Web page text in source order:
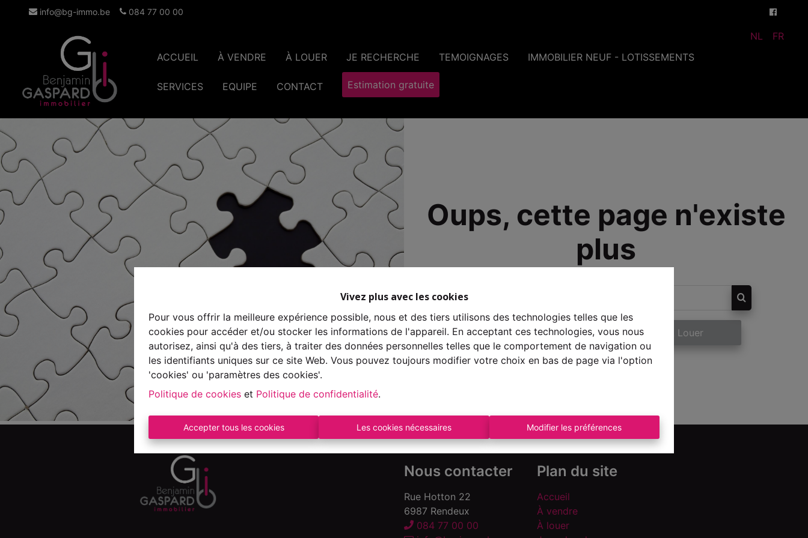
Vivez plus avec les cookies
Pour vous offrir la meilleure expérience possible, nous et des tiers utilisons des technologies telles que les
cookies pour accéder et/ou stocker les informations de l'appareil. En acceptant ces technologies, vous nous
autorisez, ainsi qu'à des tiers, à traiter des données personnelles telles que le comportement de navigation ou
les identifiants uniques sur ce site Web. Vous pouvez toujours modifier votre choix en bas de page via l'option
'cookies' ou 'paramètres des cookies'.
Politique de cookies et Politique de confidentialité.
Accepter tous les cookies Les cookies nécessaires Modifier les préférences
info@bg-immo.be 084 77 00 00
ACCUEIL À VENDRE À LOUER JE RECHERCHE TEMOIGNAGES IMMOBILIER NEUF - LOTISSEMENTS
SERVICES EQUIPE CONTACT Estimation gratuite
NL FR
Oups, cette page n'existe
plus
À Vendre À Louer
Nous contacter
Rue Hotton 22
6987 Rendeux
084 77 00 00
Plan du site
Accueil
À vendre
À louer